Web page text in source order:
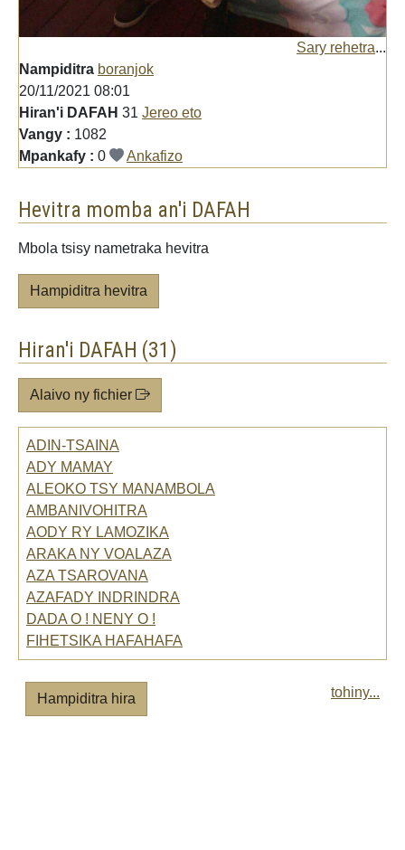
Sary rehetra...
Nampiditra boranjok
20/11/2021 08:01
Hiran'i DAFAH 31 Jereo eto
Vangy : 1082
Mpankafy : 0 Ankafizo
Hevitra momba an'i DAFAH
Mbola tsisy nametraka hevitra
Hampiditra hevitra
Hiran'i DAFAH (31)
Alaivo ny fichier
ADIN-TSAINA
ADY MAMAY
ALEOKO TSY MANAMBOLA
AMBANIVOHITRA
AODY RY LAMOZIKA
ARAKA NY VOALAZA
AZA TSAROVANA
AZAFADY INDRINDRA
DADA O ! NENY O !
FIHETSIKA HAFAHAFA
Hampiditra hira tohiny...